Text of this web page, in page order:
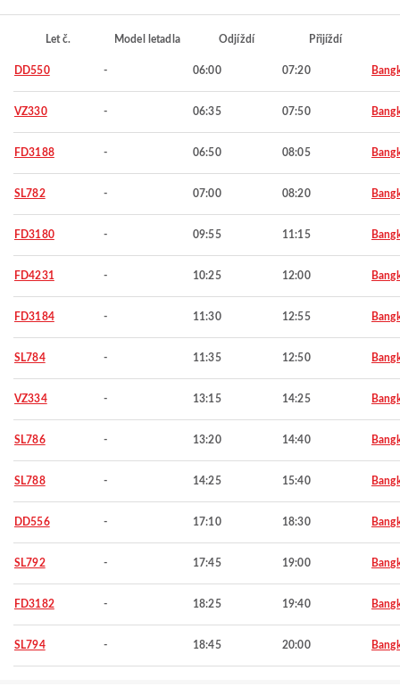
Let č. Model letadla Odjíždí Přijíždí
DD550 - 06:00 07:20
VZ330 - 06:35 07:50
FD3188 - 06:50 08:05
SL782 - 07:00 08:20
FD3180 - 09:55 11:15
FD4231 - 10:25 12:00
FD3184 - 11:30 12:55
SL784 - 11:35 12:50
VZ334 - 13:15 14:25
SL786 - 13:20 14:40
SL788 - 14:25 15:40
DD556 - 17:10 18:30
SL792 - 17:45 19:00
FD3182 - 18:25 19:40
SL794 - 18:45 20:00